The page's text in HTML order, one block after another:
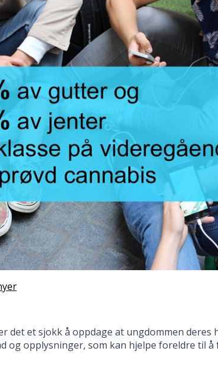
det et sjokk å oppdage at ungdommen deres
og opplysninger, som kan hjelpe foreldre til